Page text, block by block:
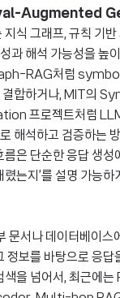
Augmented
식 그래프, 규칙 기
과 해석 가능성을 높
RAG처럼
결합하거나, MIT의
프로젝트처럼 LLM
해석하고 검증하는
름은 단순한 응답 생성
렸는지’를 설명 가능
문서나 데이터베이스
정보를 바탕으로 응답
색을 넘어서, 최근에